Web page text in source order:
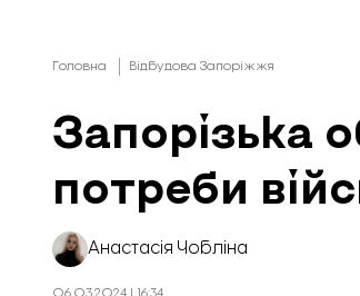
Головна Відбудова Запоріжжя
Запорізька
потреби
Анастасія Чобліна